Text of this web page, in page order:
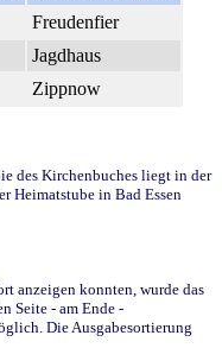
Freudenfier
Jagdhaus
Zippnow
des Kirchenbuches liegt in der
Heimatstube in Bad Essen
anzeigen konnten, wurde das
Seite - am Ende -
Die Ausgabesortierung